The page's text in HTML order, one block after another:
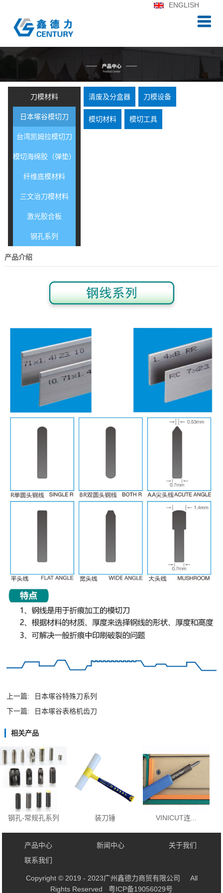
ENGLISH
刀模材料
日本塚谷模切刀
台湾凯姆拉模切刀
模切海绵胶（弹垫）
纤维底模材料
三文治刀模材料
激光胶合板
钢孔系列
清废及分盒器 刀模设备
模切材料 模切工具
产品介绍
上一篇:
日本塚谷特殊刀系列
下一篇:
日本塚谷表格机齿刀
相关产品
钢孔-常规孔系列 装刀锤 VINICUT连...
产品中心 新闻中心
关于我们
联系我们
Copyright © 2019 - 2023广州鑫德力商贸有限公司 All
Rights Reserved 粤ICP备19056029号